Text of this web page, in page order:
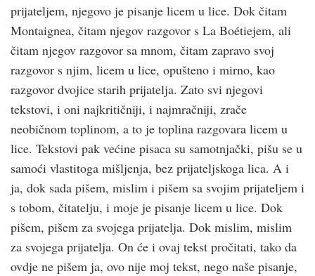
prijateljem, njegovo je pisanje licem u lice. Dok čitam
Montaignea, čitam njegov razgovor s La Boétiejem, ali
čitam njegov razgovor sa mnom, čitam zapravo svoj
razgovor s njim, licem u lice, opušteno i mirno, kao
razgovor dvojice starih prijatelja. Zato svi njegovi
tekstovi, i oni najkritičniji, i najmračniji, zrače
neobičnom toplinom, a to je toplina razgovara licem u
lice. Tekstovi pak većine pisaca su samotnjački, pišu se u
samoći vlastitoga mišljenja, bez prijateljskoga lica. A i
ja, dok sada pišem, mislim i pišem sa svojim prijateljem i
s tobom, čitatelju, i moje je pisanje licem u lice. Dok
pišem, pišem za svojega prijatelja. Dok mislim, mislim
za svojega prijatelja. On će i ovaj tekst pročitati, tako da
ovdje ne pišem ja, ovo nije moj tekst, nego naše pisanje,